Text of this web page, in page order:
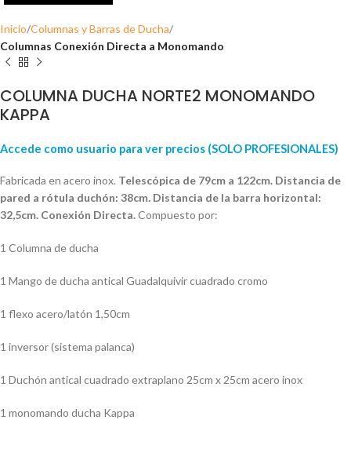
Inicio Columnas y Barras de Ducha
Columnas Conexión Directa a Monomando
COLUMNA DUCHA NORTE2 MONOMANDO
KAPPA
Accede como usuario para ver precios (SOLO PROFESIONALES)
Fabricada en acero inox. Telescópica de 79cm a 122cm. Distancia de
pared a rótula duchón: 38cm. Distancia de la barra horizontal:
32,5cm. Conexión Directa.Compuesto por:
1 Columna de ducha
1 Mango de ducha antical Guadalquivir cuadrado cromo
1 flexo acero/latón 1,50cm
1 inversor (sistema palanca)
1 Duchón antical cuadrado extraplano 25cm x 25cm acero inox
1 monomando ducha Kappa